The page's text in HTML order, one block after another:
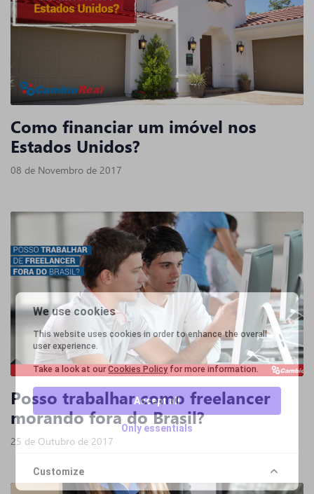
Como financiar um imóvel nos
Estados Unidos?
08 de Novembro de 2017
Posso trabalhar como freelancer
morando fora do Brasil?
25 de Outubro de 2017
We use cookies
This website uses cookies in order to enhance the overall
user experience.
Take a look at ourCookies Policy for more information.
Accept all
Only essentials
Customize